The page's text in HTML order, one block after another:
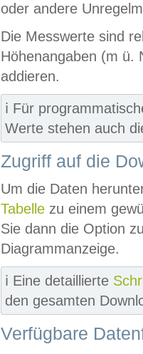
oder andere
Die Messwerte sind
Höhenangaben (m ü.
addieren.
ℹ️ Für
Werte stehen auch
Zugriff auf die
Um die Daten
Tabelle zu einem
Sie dann die Option
Diagrammanzeige.
ℹ️ Eine detaillierte
den gesamten
Verfügbare